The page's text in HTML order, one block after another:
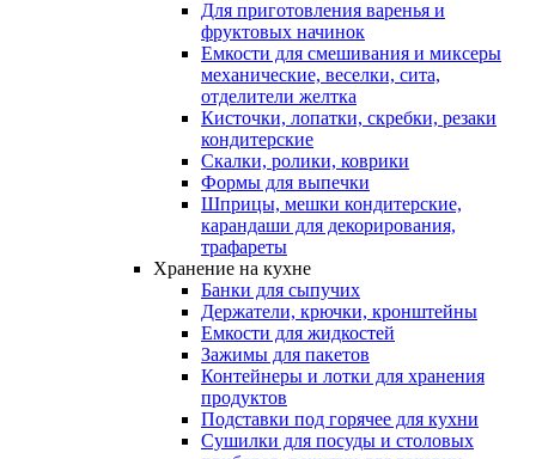
Для приготовления варенья и
фруктовых начинок
Емкости для смешивания и миксеры
механические, веселки, сита,
отделители желтка
Кисточки, лопатки, скребки, резаки
кондитерские
Скалки, ролики, коврики
Формы для выпечки
Шприцы, мешки кондитерские,
карандаши для декорирования,
трафареты
Хранение на кухне
Банки для сыпучих
Держатели, крючки, кронштейны
Емкости для жидкостей
Зажимы для пакетов
Контейнеры и лотки для хранения
продуктов
Подставки под горячее для кухни
Сушилки для посуды и столовых